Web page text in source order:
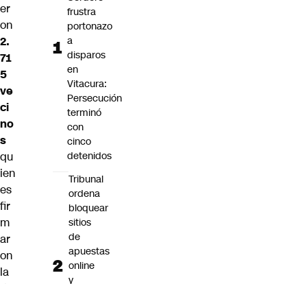
er
on
2.
71
5
ve
ci
no
s
qu
ien
es
fir
m
ar
on
la
frustra
portonazo
a
disparos
en
Vitacura:
Persecución
terminó
con
cinco
detenidos
Tribunal
ordena
bloquear
sitios
de
apuestas
online
y